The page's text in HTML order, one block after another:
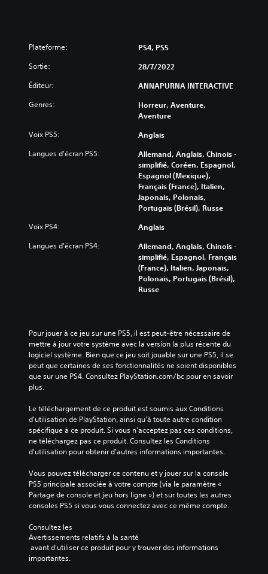
Plateforme: PS4, PS5
Sortie: 28/7/2022
Éditeur: ANNAPURNA INTERACTIVE
Genres:
Horreur, Aventure,
Aventure
Voix PS5: Anglais
Langues d'écran PS5:
Allemand, Anglais, Chinois -
simplifié, Coréen, Espagnol,
Espagnol (Mexique),
Français (France), Italien,
Japonais, Polonais,
Portugais (Brésil), Russe
Voix PS4: Anglais
Langues d'écran PS4:
Allemand, Anglais, Chinois -
simplifié, Espagnol, Français
(France), Italien, Japonais,
Polonais, Portugais (Brésil),
Russe
Pour jouer à ce jeu sur une PS5, il est peut-être nécessaire de
mettre à jour votre système avec la version la plus récente du
logiciel système. Bien que ce jeu soit jouable sur une PS5, il se
peut que certaines de ses fonctionnalités ne soient disponibles
que sur une PS4. Consultez PlayStation.com/bc pour en savoir
plus.
Le téléchargement de ce produit est soumis aux Conditions
d'utilisation de PlayStation, ainsi qu'à toute autre condition
spécifique à ce produit. Si vous n'acceptez pas ces conditions,
ne téléchargez pas ce produit. Consultez les Conditions
d'utilisation pour obtenir d'autres informations importantes.
Vous pouvez télécharger ce contenu et y jouer sur la console
PS5 principale associée à votre compte (via le paramètre «
Partage de console et jeu hors ligne ») et sur toutes les autres
consoles PS5 si vous vous connectez avec ce même compte.
Consultez les
Avertissements relatifs à la santé
importantes.